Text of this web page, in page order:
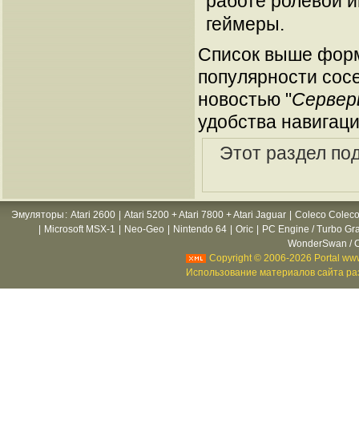
геймеры.
Список выше
популярности
новостью "
удобства
Этот раздел
Эмуляторы : Atari 2600 Atari 5200 + Atari 7800 + Atari Jaguar
Coleco
Microsoft MSX-1 Neo-Geo Nintendo 64 Oric
PC Engine / Turbo
WonderSwan /
Copyright © 2006-2026 Portal
Использование материалов сайта